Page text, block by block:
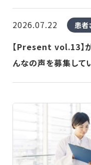
2026.07.22 患者
【Present vol.13】
んなの声を募集して